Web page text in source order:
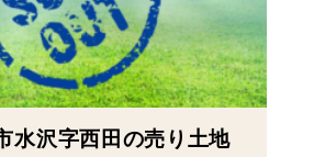
水沢字西田の売り土地